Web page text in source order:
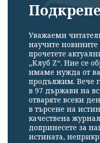
Уважаеми
научите новините
прочетете
„Клуб Z“. Ние се
имаме нужда от
продължим. Вече
в 97 държави на
отваряте всеки
в търсене на
качествена
допринесете за
истината,